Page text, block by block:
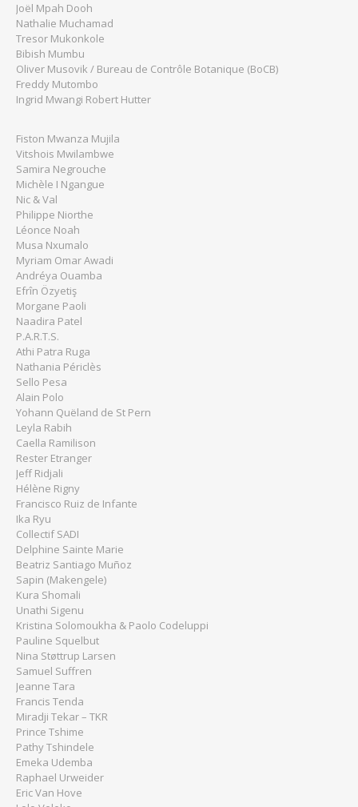
Joël Mpah Dooh
Nathalie Muchamad
Tresor Mukonkole
Bibish Mumbu
Oliver Musovik / Bureau de Contrôle Botanique (BoCB)
Freddy Mutombo
Ingrid Mwangi Robert Hutter
Fiston Mwanza Mujila
Vitshois Mwilambwe
Samira Negrouche
Michèle I Ngangue
Nic & Val
Philippe Niorthe
Léonce Noah
Musa Nxumalo
Myriam Omar Awadi
Andréya Ouamba
Efrîn Özyetiş
Morgane Paoli
Naadira Patel
P.A.R.T.S.
Athi Patra Ruga
Nathania Périclès
Sello Pesa
Alain Polo
Yohann Quëland de St Pern
Leyla Rabih
Caella Ramilison
Rester Etranger
Jeff Ridjali
Hélène Rigny
Francisco Ruiz de Infante
Ika Ryu
Collectif SADI
Delphine Sainte Marie
Beatriz Santiago Muñoz
Sapin (Makengele)
Kura Shomali
Unathi Sigenu
Kristina Solomoukha & Paolo Codeluppi
Pauline Squelbut
Nina Støttrup Larsen
Samuel Suffren
Jeanne Tara
Francis Tenda
Miradji Tekar – TKR
Prince Tshime
Pathy Tshindele
Emeka Udemba
Raphael Urweider
Eric Van Hove